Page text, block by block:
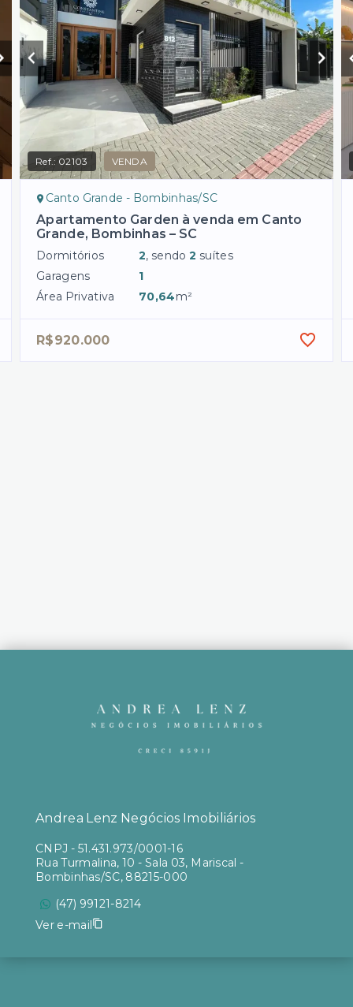
Ref.: 02103 VENDA
Canto Grande - Bombinhas/SC
Apartamento Garden à venda em Canto
Grande, Bombinhas – SC
Dormitórios 2, sendo2 suítes
Garagens
1
Área Privativa
70,64m²
R$920.000
Andrea Lenz Negócios Imobiliários
CNPJ - 51.431.973/0001-16
Rua Turmalina, 10 - Sala 03, Mariscal -
Bombinhas/SC, 88215-000
(47) 99121-8214
Ver e-mail